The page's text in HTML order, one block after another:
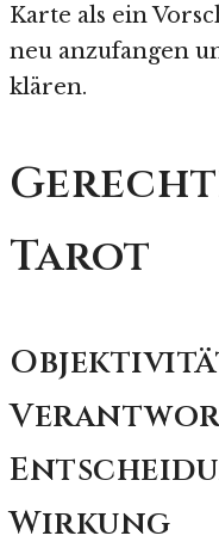
Karte als ein
neu anzufangen
klären.
Tarot
Wirkung